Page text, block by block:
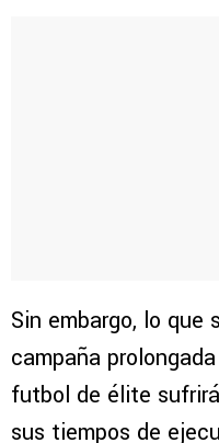
Sin embargo, lo que
campaña
futbol de élite
sus tiempos de